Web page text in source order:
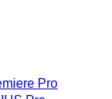
Pro